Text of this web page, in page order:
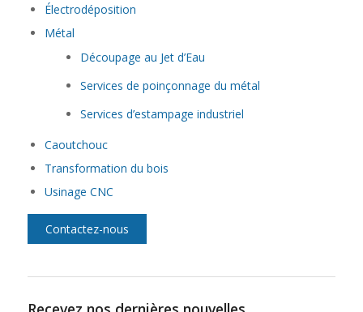
Électrodéposition
Métal
Découpage au Jet d’Eau
Services de poinçonnage du métal
Services d’estampage industriel
Caoutchouc
Transformation du bois
Usinage CNC
Contactez-nous